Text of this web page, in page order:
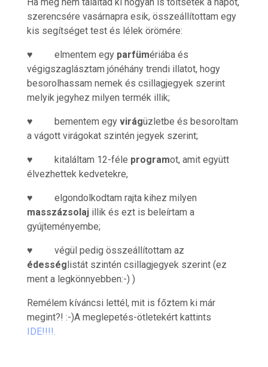
szerencsére vasárnapra esik, összeállítottam egy
kis segítséget test és lélek örömére:
♥ elmentem egy parfümériába és
végigszaglásztam jónéhány trendi illatot, hogy
besorolhassam nemek és csillagjegyek szerint
melyik jegyhez milyen termék illik;
♥ bementem egy virágüzletbe és besoroltam
a vágott virágokat szintén jegyek szerint;
♥ kitaláltam 12-féle programot, amit együtt
élvezhettek kedvetekre,
♥ elgondolkodtam rajta kihez milyen
masszázsolajillik és ezt is beleírtam a
gyújteményembe;
♥ végül pedig összeállítottam az
édességlistát szintén csillagjegyek szerint (ez
ment a legkönnyebben:-) )
Remélem kíváncsi lettél, mit is főztem ki már
megint?! :-)A meglepetés-ötletekért kattints
IDE!!!!.